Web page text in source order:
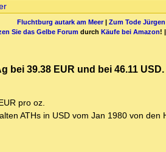
Fluchtburg autark am Meer| Zum Tode
Sie das Gelbe Forum durch Käufe bei Amazon! |
bei 39.38 EUR und bei 46.11 USD.
pro oz.
ATHs in USD vom Jan 1980 von den